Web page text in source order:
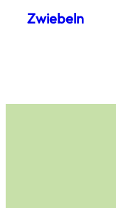
Zwiebeln